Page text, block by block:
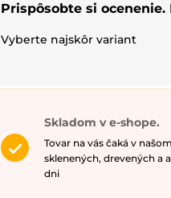
Prispôsobte si
Vyberte najskôr variant
Skladom v e-shope.
Tovar na vás čaká v
sklenených, drevených a
dni